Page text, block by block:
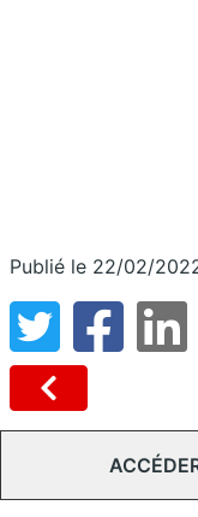
Publié le 22/02/